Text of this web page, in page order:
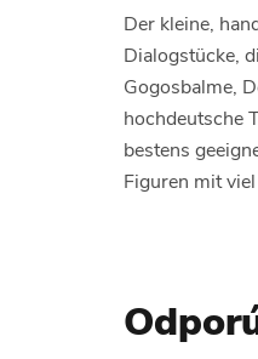
Der kleine,
Dialogstücke,
Gogosbalme,
hochdeutsche
bestens
Figuren mit